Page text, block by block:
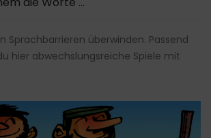
Sprachbarrieren überwinden. Passend
hier abwechslungsreiche Spiele mit